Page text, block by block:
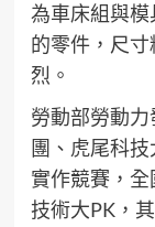
為車床組與
的零件，尺
烈。
勞動部勞動
團、虎尾科
實作競賽，
技術大PK，